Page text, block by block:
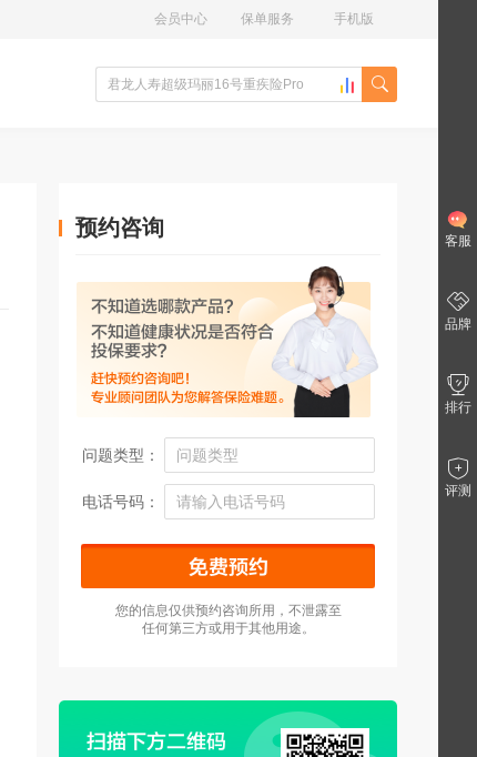
手机版
保单服务
会员中心
预约咨询
问题类型：
电话号码：
您的信息仅供预约咨询所用，不泄露至
任何第三方或用于其他用途。
客服
品牌
排行
评测